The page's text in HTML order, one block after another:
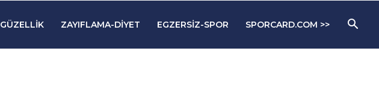
GÜZELLIK ZAYIFLAMA-DIYET EGZERSIZ-SPOR SPORCARD.COM >>